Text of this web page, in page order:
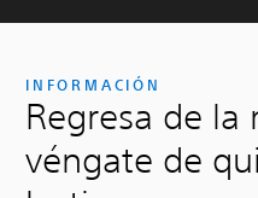
INFORMACIÓN
Regresa de la
véngate de